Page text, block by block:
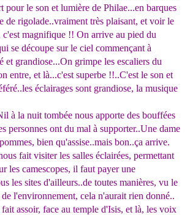
pour le son et lumière de Philae...en barques
de rigolade..vraiment très plaisant, et voir le
magnifique !! On arrive au pied du
se découpe sur le ciel commençant à
et grandiose...On grimpe les escaliers du
entre, et là...c'est superbe !!..C'est le son et
éclairages sont grandiose, la musique
nuit tombée nous apporte des bouffées
personnes ont du mal à supporter..Une dame
bien qu'assise..mais bon..ça arrive.
fait visiter les salles éclairées, permettant
les camescopes, il faut payer une
les sites d'ailleurs..de toutes manières, vu le
l'environnement, cela n'aurait rien donné..
assoir, face au temple d'Isis, et là, les voix